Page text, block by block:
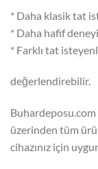
* Daha klasik tat
* Daha hafif
* Farklı tat
değerlendirebilir.
üzerinden tüm
cihazınız için